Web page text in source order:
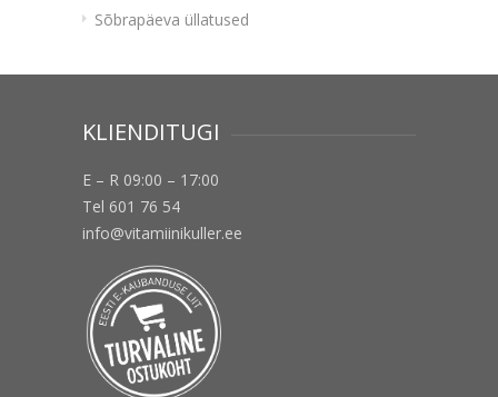
Sõbrapäeva üllatused
KLIENDITUGI
E – R 09:00 – 17:00
Tel 601 76 54
info@vitamiinikuller.ee